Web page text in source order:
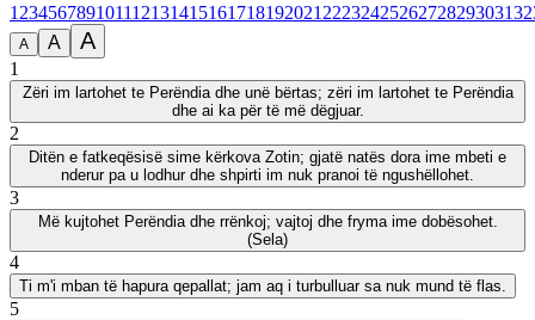
1 23456789101112131415161718192021 2223242526272829303132
A A A
1
Zëri im lartohet te Perëndia dhe unë bërtas; zëri im lartohet te Perëndia
dhe ai ka për të më dëgjuar.
2
Ditën e fatkeqësisë sime kërkova Zotin; gjatë natës dora ime mbeti e
nderur pa u lodhur dhe shpirti im nuk pranoi të ngushëllohet.
3
Më kujtohet Perëndia dhe rrënkoj; vajtoj dhe fryma ime dobësohet.
(Sela)
4
Ti m'i mban të hapura qepallat; jam aq i turbulluar sa nuk mund të flas.
5